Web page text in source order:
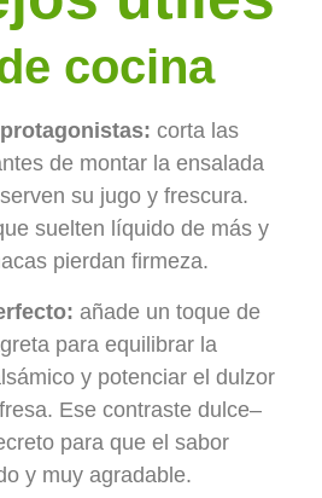
cocina
corta las
de montar la ensalada
su jugo y frescura.
suelten líquido de más y
pierdan firmeza.
añade un toque de
para equilibrar la
y potenciar el dulzor
Ese contraste dulce–
para que el sabor
y muy agradable.